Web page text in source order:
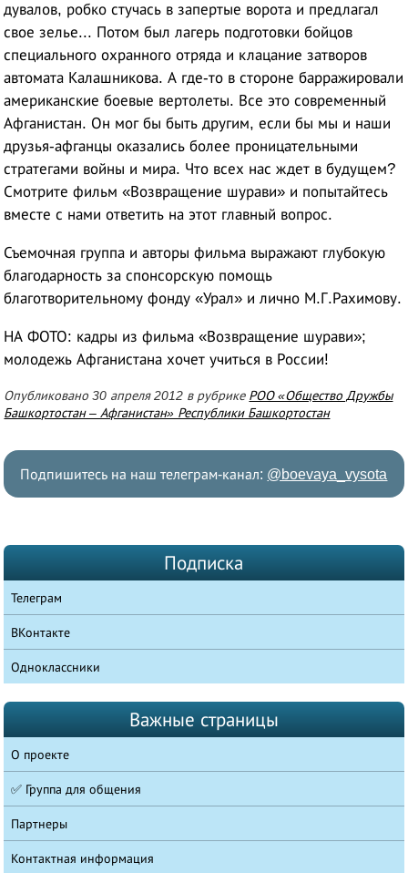
дувалов, робко стучась в запертые ворота и предлагал
свое зелье... Потом был лагерь подготовки бойцов
специального охранного отряда и клацание затворов
автомата Калашникова. А где-то в стороне барражировали
американские боевые вертолеты. Все это современный
Афганистан. Он мог бы быть другим, если бы мы и наши
друзья-афганцы оказались более проницательными
стратегами войны и мира. Что всех нас ждет в будущем?
Смотрите фильм «Возвращение шурави» и попытайтесь
вместе с нами ответить на этот главный вопрос.
Съемочная группа и авторы фильма выражают глубокую
благодарность за спонсорскую помощь
благотворительному фонду «Урал» и лично М.Г.Рахимову.
НА ФОТО: кадры из фильма «Возвращение шурави»;
молодежь Афганистана хочет учиться в России!
Опубликовано 30 апреля 2012 в рубрике РОО «Общество Дружбы
Башкортостан – Афганистан» Республики Башкортостан
Подпишитесь на наш телеграм-канал: @boevaya_vysota
Подписка
Телеграм
ВКонтакте
Одноклассники
Важные страницы
О проекте
✅ Группа для общения
Партнеры
Контактная информация